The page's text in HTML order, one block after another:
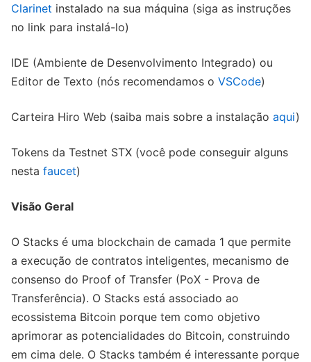
Clarinet instalado na sua máquina (siga as instruções
no link para instalá-lo)
IDE (Ambiente de Desenvolvimento Integrado) ou
Editor de Texto (nós recomendamos o VSCode)
Carteira Hiro Web (saiba mais sobre a instalação aqui)
Tokens da Testnet STX (você pode conseguir alguns
nesta faucet)
Visão Geral
O Stacks é uma blockchain de camada 1 que permite
a execução de contratos inteligentes, mecanismo de
consenso do Proof of Transfer (PoX - Prova de
Transferência). O Stacks está associado ao
ecossistema Bitcoin porque tem como objetivo
aprimorar as potencialidades do Bitcoin, construindo
em cima dele. O Stacks também é interessante porque